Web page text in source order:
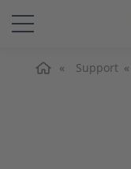
Lösungen &
Support